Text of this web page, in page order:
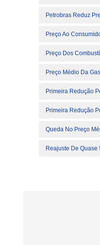
Petrobras Reduz
Preço Ao
Preço Dos
Preço Médio Da
Primeira Redução
Primeira Redução
Queda No Preço
Reajuste De